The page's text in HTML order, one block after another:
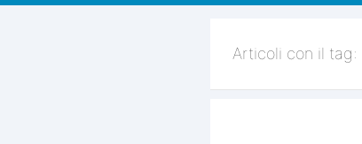
Articoli con il tag: